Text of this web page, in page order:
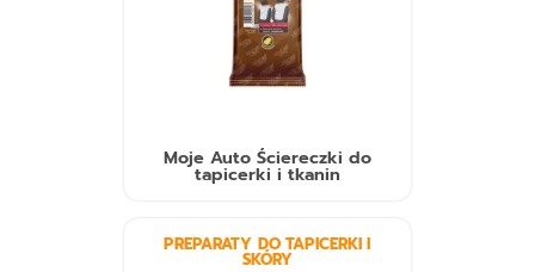
Moje Auto Ściereczki do
tapicerki i tkanin
PREPARATY DO TAPICERKI I
SKÓRY